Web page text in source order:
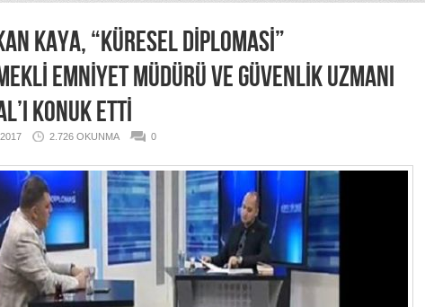
KAYA, “KÜRESEL DİPLOMASİ”
EMNİYET MÜDÜRÜ VE GÜVENLİK UZMANI
KONUK ETTİ
2.726 OKUNMA 0